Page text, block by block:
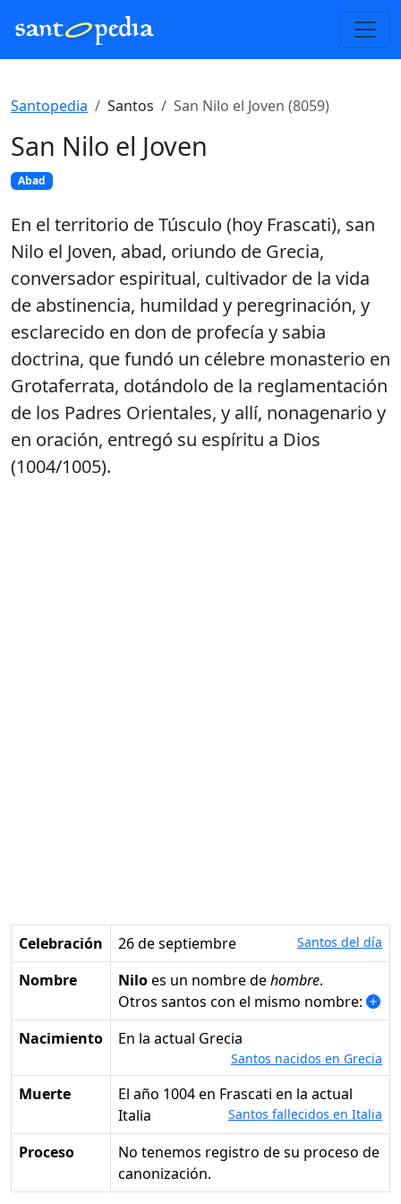
Santopedia Santos San Nilo el Joven (8059)
San Nilo el Joven
Abad
En el territorio de Túsculo (hoy Frascati), san
Nilo el Joven, abad, oriundo de Grecia,
conversador espiritual, cultivador de la vida
de abstinencia, humildad y peregrinación, y
esclarecido en don de profecía y sabia
doctrina, que fundó un célebre monasterio en
Grotaferrata, dotándolo de la reglamentación
de los Padres Orientales, y allí, nonagenario y
en oración, entregó su espíritu a Dios
(1004/1005).
Celebración 26 de septiembre Santos del día
Nombre Niloes un nombre dehombre.
Otros santos con el mismo nombre:
Nacimiento
en la actual Grecia
Santos nacidos en Grecia
Muerte
el año 1004 en Frascati en la actual
Italia
Santos fallecidos en Italia
Proceso
No tenemos registro de su proceso de
canonización.